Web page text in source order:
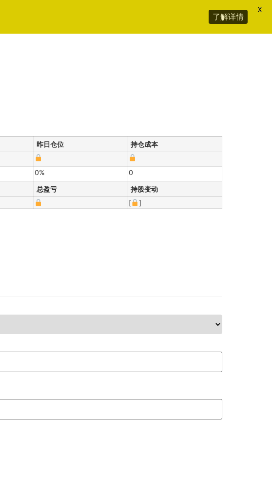
昨日仓位 持仓成本
0%
0
总盈亏
持股变动
[ ]
了解详情
X